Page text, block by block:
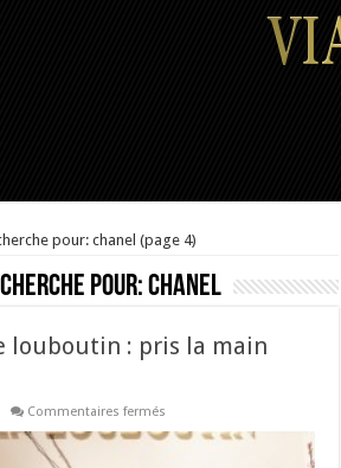
pour: chanel (page 4)
pour:chanel
louboutin : pris la main
Commentaires fermés
pop